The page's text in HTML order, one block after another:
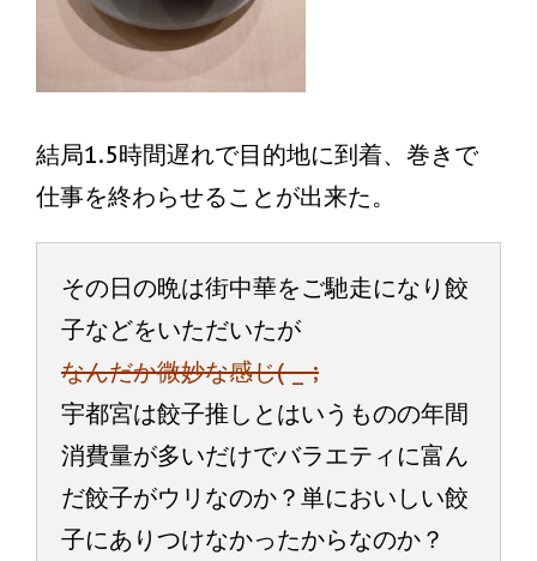
結局1.5時間遅れで目的地に到着、巻きで
仕事を終わらせることが出来た。
その日の晩は街中華をご馳走になり餃
子などをいただいたが
なんだか微妙な感じ(-_-;
宇都宮は餃子推しとはいうものの年間
消費量が多いだけでバラエティに富ん
だ餃子がウリなのか？単においしい餃
子にありつけなかったからなのか？